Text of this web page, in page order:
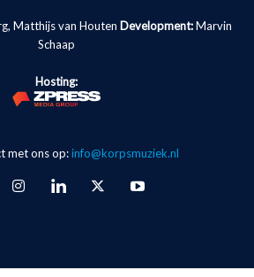
Matthijs van Houten Development: Marvin
Schaap
Hosting:
met ons op:info@korpsmuziek.nl